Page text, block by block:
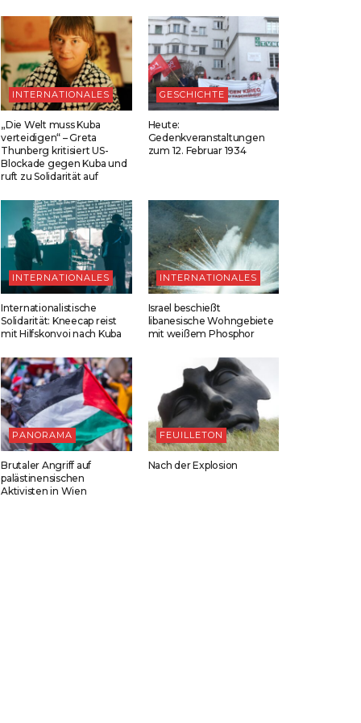
INTERNATIONALES
„Die Welt muss Kuba
verteidigen“ – Greta
Thunberg kritisiert US-
Blockade gegen Kuba und
ruft zu Solidarität auf
GESCHICHTE
Heute:
Gedenkveranstaltungen
zum 12. Februar 1934
INTERNATIONALES
Internationalistische
Solidarität: Kneecap reist
mit Hilfskonvoi nach Kuba
INTERNATIONALES
Israel beschießt
libanesische Wohngebiete
mit weißem Phosphor
PANORAMA
Brutaler Angriff auf
palästinensischen
Aktivisten in Wien
FEUILLETON
Nach der Explosion